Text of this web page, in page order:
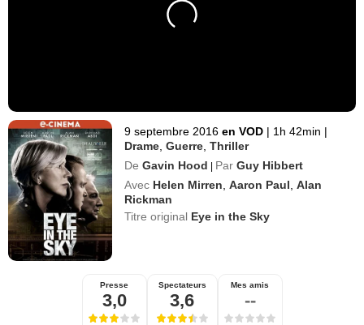
9 septembre 2016 en VOD | 1h 42min |
Drame ,Guerre ,Thriller
De Gavin Hood | Par Guy Hibbert
Avec Helen Mirren ,Aaron Paul ,Alan
Rickman
Titre original Eye in the Sky
Presse
3,0
Spectateurs
3,6
Mes amis
--